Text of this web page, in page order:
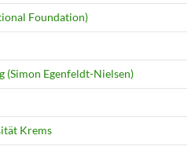
Foundation)
(Simon Egenfeldt-Nielsen)
Krems